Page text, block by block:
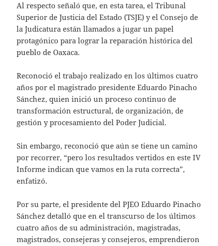
Al respecto señaló que, en esta tarea, el Tribunal
Superior de Justicia del Estado (TSJE) y el Consejo de
la Judicatura están llamados a jugar un papel
protagónico para lograr la reparación histórica del
pueblo de Oaxaca.
Reconoció el trabajo realizado en los últimos cuatro
años por el magistrado presidente Eduardo Pinacho
Sánchez, quien inició un proceso continuo de
transformación estructural, de organización, de
gestión y procesamiento del Poder Judicial.
Sin embargo, reconoció que aún se tiene un camino
por recorrer, “pero los resultados vertidos en este IV
Informe indican que vamos en la ruta correcta”,
enfatizó.
Por su parte, el presidente del PJEO Eduardo Pinacho
Sánchez detalló que en el transcurso de los últimos
cuatro años de su administración, magistradas,
magistrados, consejeras y consejeros, emprendieron